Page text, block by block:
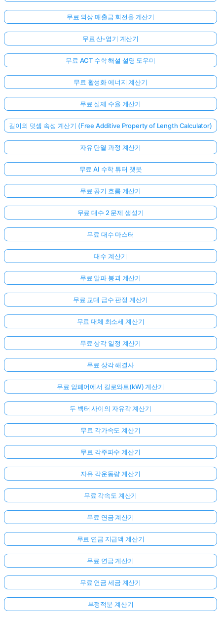
무료 외상 매출금 회전율 계산기
무료 산-염기 계산기
무료 ACT 수학 해설 설명 도우미
무료 활성화 에너지 계산기
무료 실제 수율 계산기
길이의 덧셈 속성 계산기 (Free Additive Property of Length Calculator)
자유 단열 과정 계산기
무료 AI 수학 튜터 챗봇
무료 공기 흐름 계산기
무료 대수 2 문제 생성기
무료 대수 마스터
대수 계산기
무료 알파 붕괴 계산기
무료 교대 급수 판정 계산기
무료 대체 최소세 계산기
무료 상각 일정 계산기
무료 상각 해결사
무료 암페어에서 킬로와트(kW) 계산기
두 벡터 사이의 자유각 계산기
무료 각가속도 계산기
무료 각주파수 계산기
자유 각운동량 계산기
무료 각속도 계산기
무료 연금 계산기
무료 연금 지급액 계산기
무료 연금 계산기
무료 연금 세금 계산기
부정적분 계산기